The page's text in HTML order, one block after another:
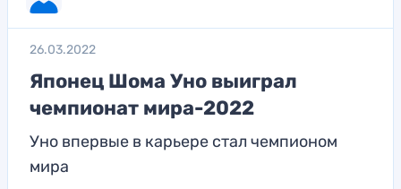
26.03.2022
Японец Шома Уно выиграл
чемпионат мира-2022
Уно впервые в карьере стал чемпионом
мира